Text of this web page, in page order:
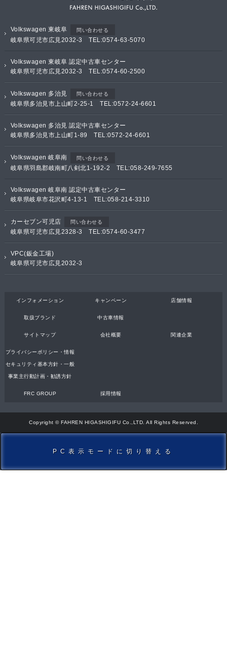
Volkswagen 東岐阜 問い合わせる
岐阜県可児市広見2032-3 TEL:0574-63-5070
Volkswagen 東岐阜 認定中古車センター
岐阜県可児市広見2032-3 TEL:0574-60-2500
Volkswagen 多治見 問い合わせる
岐阜県多治見市上山町2-25-1 TEL:0572-24-6601
Volkswagen 多治見 認定中古車センター
岐阜県多治見市上山町1-89 TEL:0572-24-6601
Volkswagen 岐阜南 問い合わせる
岐阜県羽島郡岐南町八剣北1-192-2 TEL:058-249-7655
Volkswagen 岐阜南 認定中古車センター
岐阜県岐阜市花沢町4-13-1 TEL:058-214-3310
カーセブン可児店 問い合わせる
岐阜県可児市広見2328-3 TEL:0574-60-3477
VPC(鈑金工場)
岐阜県可児市広見2032-3
インフォメーション キャンペーン 店舗情報
取扱ブランド 中古車情報
サイトマップ 会社概要 関連企業
プライバシーポリシー・情報
セキュリティ基本方針・一般
事業主行動計画・勧誘方針
FRC GROUP 採用情報
Copyright © FAHREN HIGASHIGIFU Co.,LTD. All Rights Reserved.
PC表示モードに切り替える